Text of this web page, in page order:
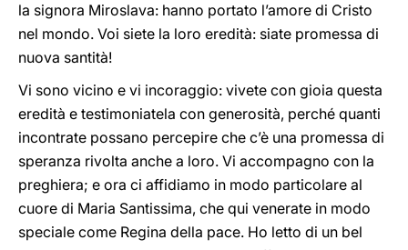
la signora Miroslava: hanno portato l’amore di Cristo
nel mondo. Voi siete la loro eredità: siate promessa di
nuova santità!
Vi sono vicino e vi incoraggio: vivete con gioia questa
eredità e testimoniatela con generosità, perché quanti
incontrate possano percepire che c’è una promessa di
speranza rivolta anche a loro. Vi accompagno con la
preghiera; e ora ci affidiamo in modo particolare al
cuore di Maria Santissima, che qui venerate in modo
speciale come Regina della pace. Ho letto di un bel